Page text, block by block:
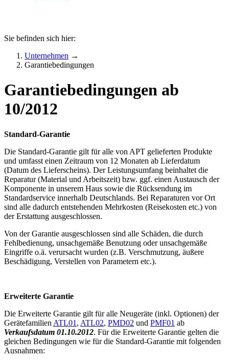
Sie befinden sich hier:
Unternehmen →
Garantiebedingungen
Garantiebedingungen ab
10/2012
Standard-Garantie
Die Standard-Garantie gilt für alle von APT gelieferten Produkte
und umfasst einen Zeitraum von 12 Monaten ab Lieferdatum
(Datum des Lieferscheins). Der Leistungsumfang beinhaltet die
Reparatur (Material und Arbeitszeit) bzw. ggf. einen Austausch der
Komponente in unserem Haus sowie die Rücksendung im
Standardservice innerhalb Deutschlands. Bei Reparaturen vor Ort
sind alle dadurch entstehenden Mehrkosten (Reisekosten etc.) von
der Erstattung ausgeschlossen.
Von der Garantie ausgeschlossen sind alle Schäden, die durch
Fehlbedienung, unsachgemäße Benutzung oder unsachgemäße
Eingriffe o.ä. verursacht wurden (z.B. Verschmutzung, äußere
Beschädigung, Verstellen von Parametern etc.).
Erweiterte Garantie
Die Erweiterte Garantie gilt für alle Neugeräte (inkl. Optionen) der
Gerätefamilien ATL01 , ATL02, PMD02 und PMF01 ab
Verkaufsdatum 01.10.2012. Für die Erweiterte Garantie gelten die
gleichen Bedingungen wie für die Standard-Garantie mit folgenden
Ausnahmen: